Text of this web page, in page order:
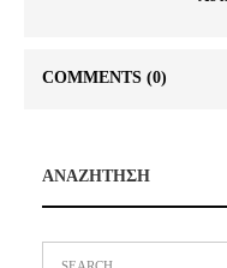
COMMENTS (0)
ΑΝΑΖΗΤΗΣΗ